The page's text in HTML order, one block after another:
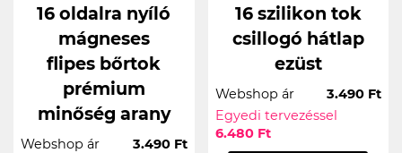
16 oldalra nyíló
mágneses
flipes bőrtok
prémium
minőség arany
Webshop ár
3.490 Ft
16 szilikon tok
csillogó hátlap
ezüst
Webshop ár
3.490 Ft
Egyedi tervezéssel
6.480 Ft